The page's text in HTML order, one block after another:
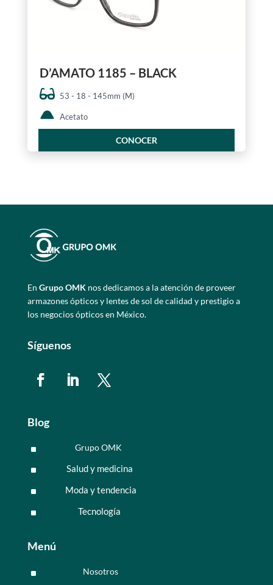
D’AMATO 1185 – BLACK
53 - 18 - 145mm (M)
Acetato
CONOCER
En Grupo OMKnos dedicamos a la atención de proveer
armazones ópticos y lentes de sol de calidad y prestigio a
los negocios ópticos en México.
Síguenos
Blog
^ Grupo OMK
^ Salud y medicina
^ Moda y tendencia
^ Tecnología
Menú
^ Nosotros